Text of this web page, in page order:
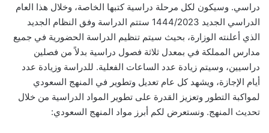
دراسي. وسيكون لكل مرحلة دراسية كتبها الخاصة، وخلال هذا العام
الدراسي الجديد 1444/2023 ستتم الدراسة وفق النظام الجديد
الذي أعلنته الوزارة، بحيث سيتم تنظيم الدراسة الحضورية في جميع
مدارس المملكة في بمعدل ثلاثة فصول دراسية بدلاً من فصلين
دراسيين، وسيتم زيادة عدد الساعات الفعلية. للدراسة وزيادة عدد
أيام الإجازة، ويشهد كل عام تعديل وتطوير في المنهج السعودي
لمواكبة التطور وتعزيز القدرة على تطوير المواد الدراسية من خلال
تحديث المنهج. ونستعرض لكم أبرز مواد المنهج السعودي: